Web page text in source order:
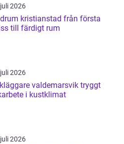
2026
kristianstad från första
till färdigt rum
2026
valdemarsvik tryggt
i kustklimat
2026